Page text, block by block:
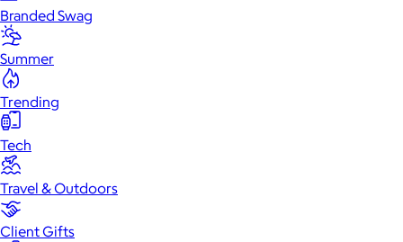
Branded Swag
Summer
Trending
Tech
Travel & Outdoors
Client Gifts